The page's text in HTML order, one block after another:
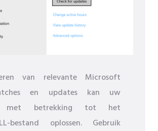
van relevante Microsoft
en updates kan uw
met betrekking tot het
bestand oplossen. Gebruik